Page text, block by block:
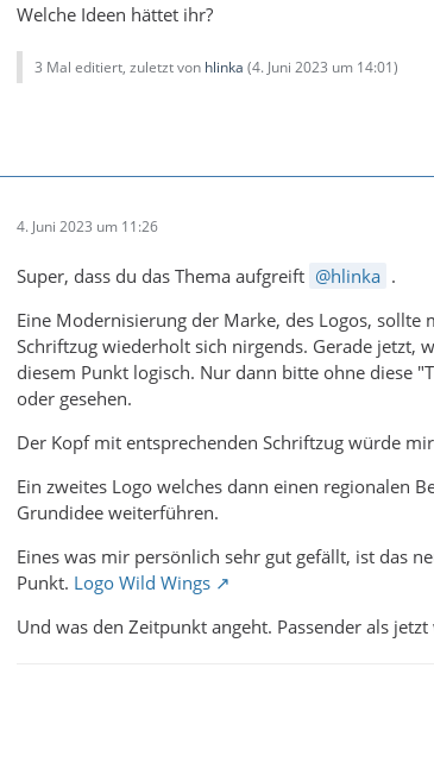
Welche Ideen hättet ihr?
3 Mal editiert, zuletzt von hlinka (4. Juni 2023 um 14:01)
4. Juni 2023 um 11:26
Super, dass du das Thema aufgreift hlinka .
Eine Modernisierung der Marke, des Logos,
Schriftzug wiederholt sich nirgends. Gerade jetzt,
diesem Punkt logisch. Nur dann bitte ohne diese
oder gesehen.
Der Kopf mit entsprechenden Schriftzug würde
Ein zweites Logo welches dann einen regionalen
Grundidee weiterführen.
Eines was mir persönlich sehr gut gefällt, ist das
Punkt. Logo Wild Wings
Und was den Zeitpunkt angeht. Passender als